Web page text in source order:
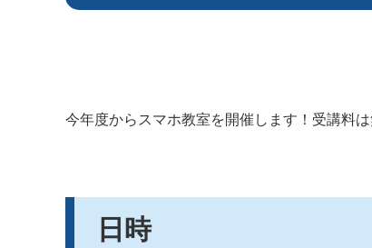
今年度からスマホ教室を開催します！受講料
日時